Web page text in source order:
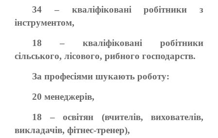
34 – кваліфіковані робітники з
інструментом,
18 – кваліфіковані робітники
сільського, лісового, рибного господарств.
За професіями шукають роботу:
20 менеджерів,
18 – освітян (вчителів, вихователів,
викладачів, фітнес-тренер),